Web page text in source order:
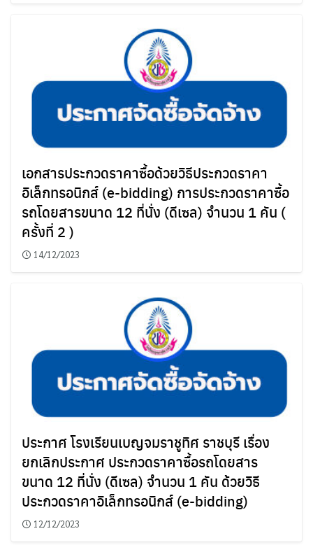
เอกสารประกวดราคาซื้อด้วยวิธีประกวดราคา
อิเล็กทรอนิกส์ (e-bidding) การประกวดราคาซื้อ
รถโดยสารขนาด 12 ที่นั่ง (ดีเซล) จำนวน 1 คัน (
ครั้งที่ 2 )
14/12/2023
ประกาศ โรงเรียนเบญจมราชูทิศ ราชบุรี เรื่อง
ยกเลิกประกาศ ประกวดราคาซื้อรถโดยสาร
ขนาด 12 ที่นั่ง (ดีเซล) จำนวน 1 คัน ด้วยวิธี
ประกวดราคาอิเล็กทรอนิกส์ (e-bidding)
12/12/2023